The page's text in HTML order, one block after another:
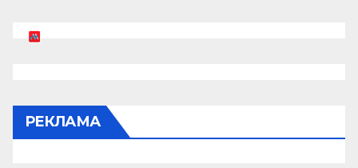
РЕКЛАМА